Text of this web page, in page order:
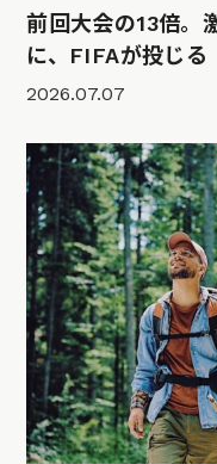
前回大会の13倍。
に、FIFAが投じる
2026.07.07